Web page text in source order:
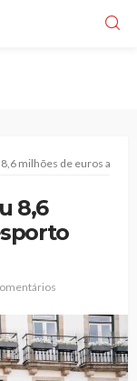
milhões de euros ao
8,6